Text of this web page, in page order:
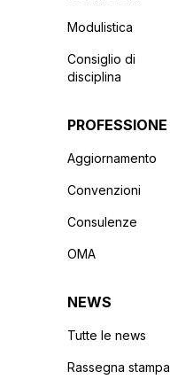
Modulistica
Consiglio di
disciplina
PROFESSIONE
Aggiornamento
Convenzioni
Consulenze
OMA
NEWS
Tutte le news
Rassegna stampa